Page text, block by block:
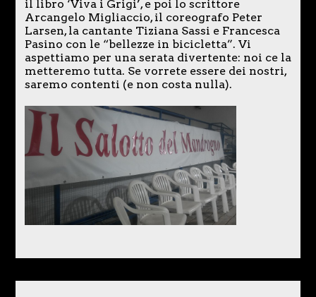
il libro ‘Viva i Grigi’, e poi lo scrittore
Arcangelo Migliaccio, il coreografo Peter
Larsen, la cantante Tiziana Sassi e Francesca
Pasino con le “bellezze in bicicletta”. Vi
aspettiamo per una serata divertente: noi ce la
metteremo tutta. Se vorrete essere dei nostri,
saremo contenti (e non costa nulla).